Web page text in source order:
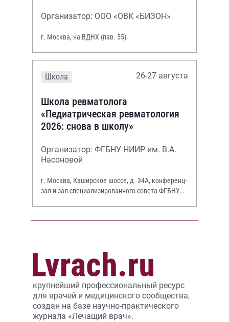
Организатор: ООО «ОВК «БИЗОН»
г. Москва, на ВДНХ (пав. 55)
Школа 26-27 августа
Школа ревматолога
«Педиатрическая ревматология
2026: снова в школу»
Организатор: ФГБНУ НИИР им. В.А.
Насоновой
г. Москва, Каширское шоссе, д. 34А, конференц-
зал и зал специализированного совета ФГБНУ
крупнейший профессиональный ресурс
для врачей и медицинского сообщества,
создан на базе научно-практического
журнала «Лечащий врач».